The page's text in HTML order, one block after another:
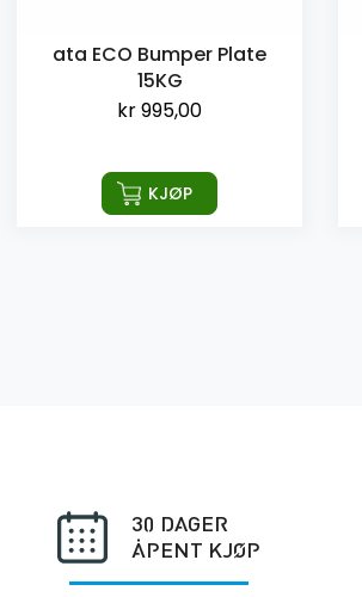
ata ECO Bumper Plate
15KG
kr995,00
KJØP
30 DAGER
ÅPENT KJØP